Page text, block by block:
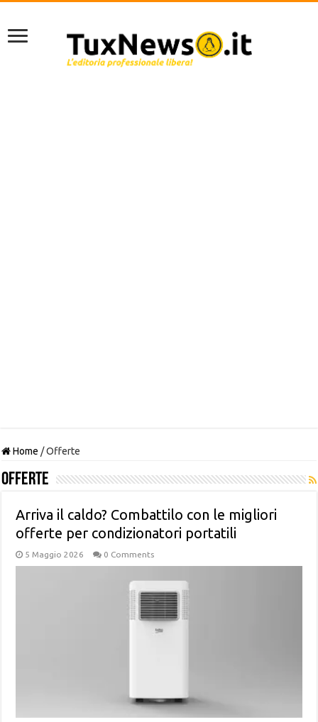
Home /Offerte
Offerte
Arriva il caldo? Combattilo con le migliori
offerte per condizionatori portatili
5 Maggio 2026 0 Comments